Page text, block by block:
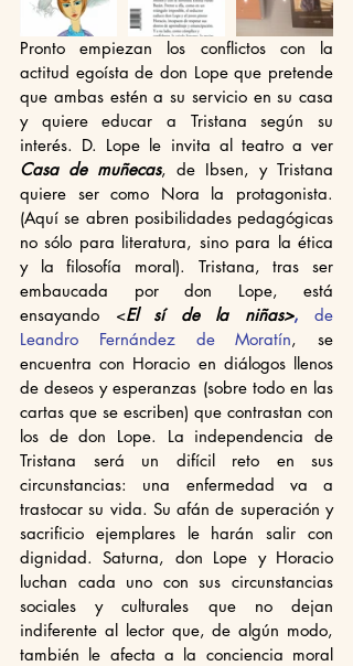
Pronto empiezan los conflictos con la
actitud egoísta de don Lope que pretende
que ambas estén a su servicio en su casa
y quiere educar a Tristana según su
Casa de muñecas, de Ibsen, y Tristana
quiere ser como Nora la protagonista.
(Aquí se abren posibilidades pedagógicas
no sólo para literatura, sino para la ética
y la filosofía moral). Tristana, tras ser
embaucada por don Lope, está
ensayando <El sí de la niñas>, de
Leandro Fernández de Moratín, se
encuentra con Horacio en diálogos llenos
de deseos y esperanzas (sobre todo en las
cartas que se escriben) que contrastan con
los de don Lope. La independencia de
Tristana será un difícil reto en sus
circunstancias: una enfermedad va a
trastocar su vida. Su afán de superación y
sacrificio ejemplares le harán salir con
dignidad. Saturna, don Lope y Horacio
luchan cada uno con sus circunstancias
sociales y culturales que no dejan
indiferente al lector que, de algún modo,
también le afecta a la conciencia moral